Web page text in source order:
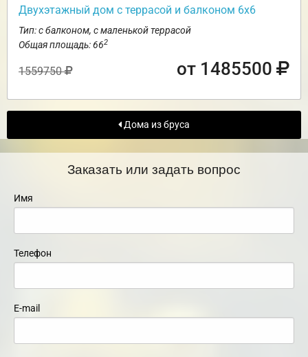
Двухэтажный дом с террасой и балконом 6х6
Тип: с балконом, с маленькой террасой
Общая площадь: 662
1559750 от 1485500
Дома из бруса
Заказать или задать вопрос
Имя
Телефон
E-mail